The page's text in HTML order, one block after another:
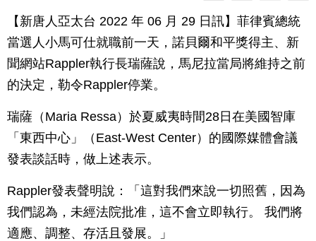
【新唐人亞太台 2022 年 06 月 29 日訊】菲律賓總統
當選人小馬可仕就職前一天，諾貝爾和平獎得主、新
聞網站Rappler執行長瑞薩說，馬尼拉當局將維持之前
的決定，勒令Rappler停業。
瑞薩（Maria Ressa）於夏威夷時間28日在美國智庫
「東西中心」（East-West Center）的國際媒體會議
發表談話時，做上述表示。
Rappler發表聲明說：「這對我們來說一切照舊，因為
我們認為，未經法院批准，這不會立即執行。 我們將
適應、調整、存活且發展。」